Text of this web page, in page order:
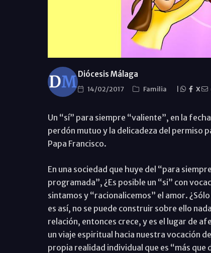
Diócesis Málaga
14/02/2017 Familia X
Un “sí” para siempre “valiente”, en la
perdón mutuo y la delicadeza del permiso
Papa Francisco.
En una sociedad que huye del “para
programada”, ¿Es posible un “si” con
sintamos y “racionalicemos” el amor.
es así, no se puede construir sobre ello
relación, entonces crece, y es el lugar de
un viaje espiritual hacia nuestra vocación
propia realidad individual que es “más que